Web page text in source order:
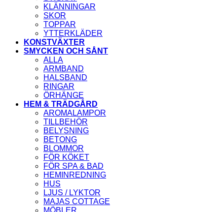
KLÄNNINGAR
SKOR
TOPPAR
YTTERKLÄDER
KONSTVÄXTER
SMYCKEN OCH SÅNT
ALLA
ARMBAND
HALSBAND
RINGAR
ÖRHÄNGE
HEM & TRÄDGÅRD
AROMALAMPOR
TILLBEHÖR
BELYSNING
BETONG
BLOMMOR
FÖR KÖKET
FÖR SPA & BAD
HEMINREDNING
HUS
LJUS / LYKTOR
MAJAS COTTAGE